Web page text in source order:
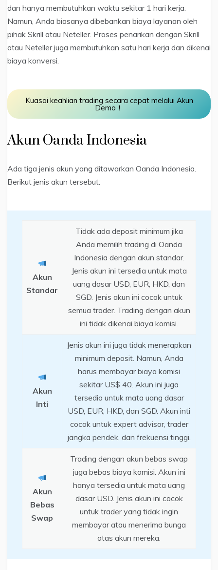
dan hanya membutuhkan waktu sekitar 1 hari kerja.
Namun, Anda biasanya dibebankan biaya layanan oleh
pihak Skrill atau Neteller. Proses penarikan dengan Skrill
atau Neteller juga membutuhkan satu hari kerja dan dikenai
biaya konversi.
Kuasai keahlian trading secara cepat melalui Akun
Demo！
Akun Oanda Indonesia
Ada tiga jenis akun yang ditawarkan Oanda Indonesia.
Berikut jenis akun tersebut:
Akun
Standar
Tidak ada deposit minimum jika
Anda memilih trading di Oanda
Indonesia dengan akun standar.
Jenis akun ini tersedia untuk mata
uang dasar USD, EUR, HKD, dan
SGD. Jenis akun ini cocok untuk
semua trader. Trading dengan akun
ini tidak dikenai biaya komisi.
Akun
Inti
Jenis akun ini juga tidak menerapkan
minimum deposit. Namun, Anda
harus membayar biaya komisi
sekitar US$ 40. Akun ini juga
tersedia untuk mata uang dasar
USD, EUR, HKD, dan SGD. Akun inti
cocok untuk expert advisor, trader
jangka pendek, dan frekuensi tinggi.
Akun
Bebas
Swap
Trading dengan akun bebas swap
juga bebas biaya komisi. Akun ini
hanya tersedia untuk mata uang
dasar USD. Jenis akun ini cocok
untuk trader yang tidak ingin
membayar atau menerima bunga
atas akun mereka.